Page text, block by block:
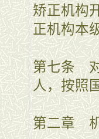
矫正机构
正机构本
第七条 对
人，按照
第二章